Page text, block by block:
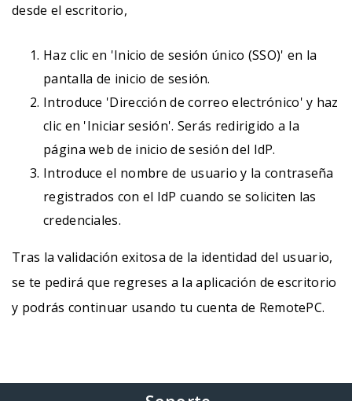
desde el escritorio,
Haz clic en 'Inicio de sesión único (SSO)' en la
pantalla de inicio de sesión.
Introduce 'Dirección de correo electrónico' y haz
clic en 'Iniciar sesión'. Serás redirigido a la
página web de inicio de sesión del IdP.
Introduce el nombre de usuario y la contraseña
registrados con el IdP cuando se soliciten las
credenciales.
Tras la validación exitosa de la identidad del usuario,
se te pedirá que regreses a la aplicación de escritorio
y podrás continuar usando tu cuenta de RemotePC.